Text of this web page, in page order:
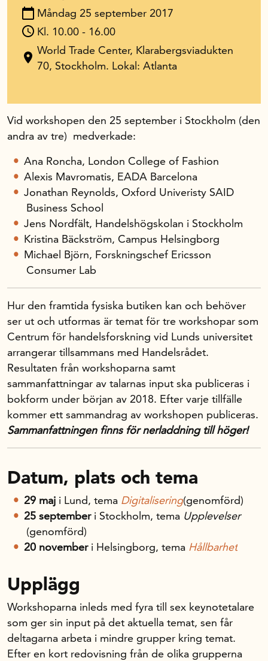
In English
Måndag 25 september 2017
Kl. 10.00 - 16.00
World Trade Center, Klarabergsviadukten
70, Stockholm. Lokal: Atlanta
Vid workshopen den 25 september i Stockholm (den
andra av tre) medverkade:
Ana Roncha, London College of Fashion
Alexis Mavromatis, EADA Barcelona
Jonathan Reynolds, Oxford Univeristy SAID
Business School
Jens Nordfält, Handelshögskolan i Stockholm
Kristina Bäckström, Campus Helsingborg
Michael Björn, Forskningschef Ericsson
Consumer Lab
Hur den framtida fysiska butiken kan och behöver
ser ut och utformas är temat för tre workshopar som
Centrum för handelsforskning vid Lunds universitet
arrangerar tillsammans med Handelsrådet.
Resultaten från workshoparna samt
sammanfattningar av talarnas input ska publiceras i
bokform under början av 2018. Efter varje tillfälle
kommer ett sammandrag av workshopen publiceras.
Sammanfattningen finns för nerladdning till höger!
Datum, plats och tema
29 maj i Lund, tema Digitalisering(genomförd)
25 septemberi Stockholm, tema Upplevelser
(genomförd)
20 novemberi Helsingborg, tema Hållbarhet
Upplägg
Workshoparna inleds med fyra till sex keynotetalare
som ger sin input på det aktuella temat, sen får
deltagarna arbeta i mindre grupper kring temat.
Efter en kort redovisning från de olika grupperna